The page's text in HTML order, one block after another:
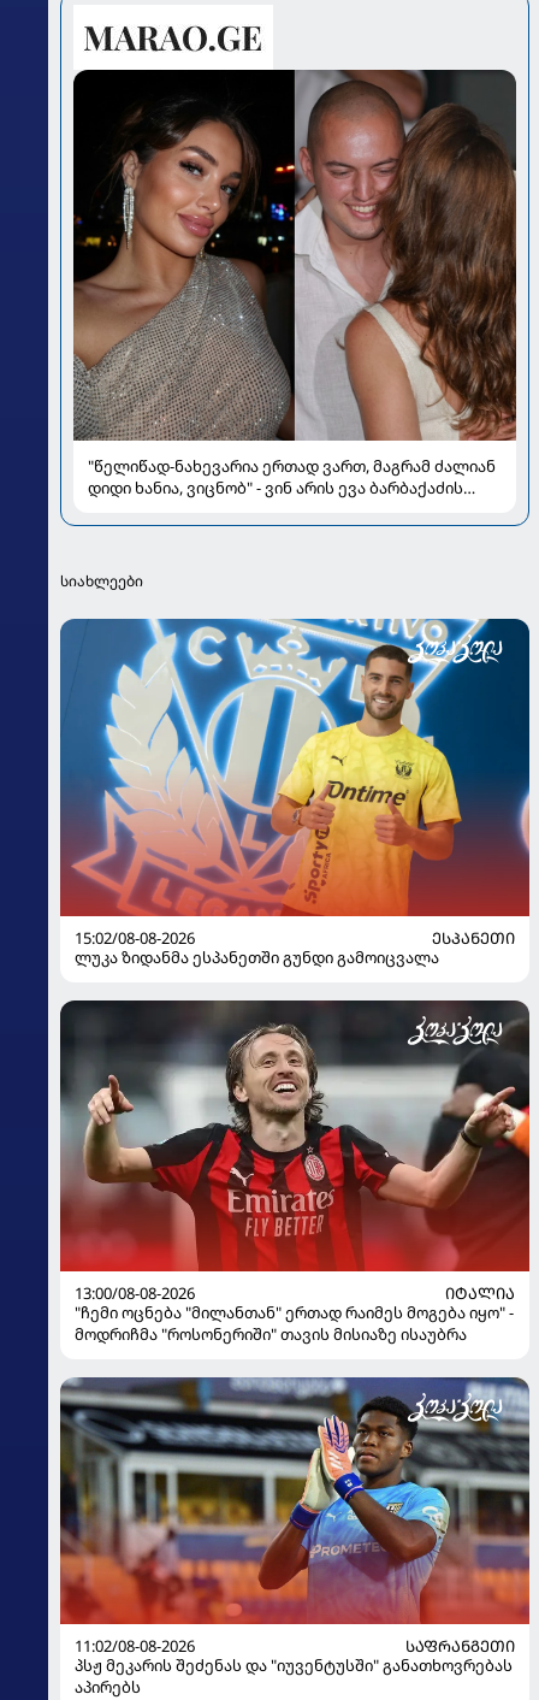
"წელიწად-ნახევარია ერთად ვართ, მაგრამ ძალიან
დიდი ხანია, ვიცნობ" - ვინ არის ევა ბარბაქაძის
სიახლეები
15:02/08-08-2026
ᲔᲡᲞᲐᲜᲔᲗᲘ
ლუკა ზიდანმა ესპანეთში გუნდი გამოიცვალა
13:00/08-08-2026
ᲘᲢᲐᲚᲘᲐ
"ჩემი ოცნება "მილანთან" ერთად რაიმეს მოგება იყო" -
მოდრიჩმა "როსონერიში" თავის მისიაზე ისაუბრა
11:02/08-08-2026
ᲡᲐᲤᲠᲐᲜᲒᲔᲗᲘ
პსჟ მეკარის შეძენას და "იუვენტუსში" განათხოვრებას
აპირებს